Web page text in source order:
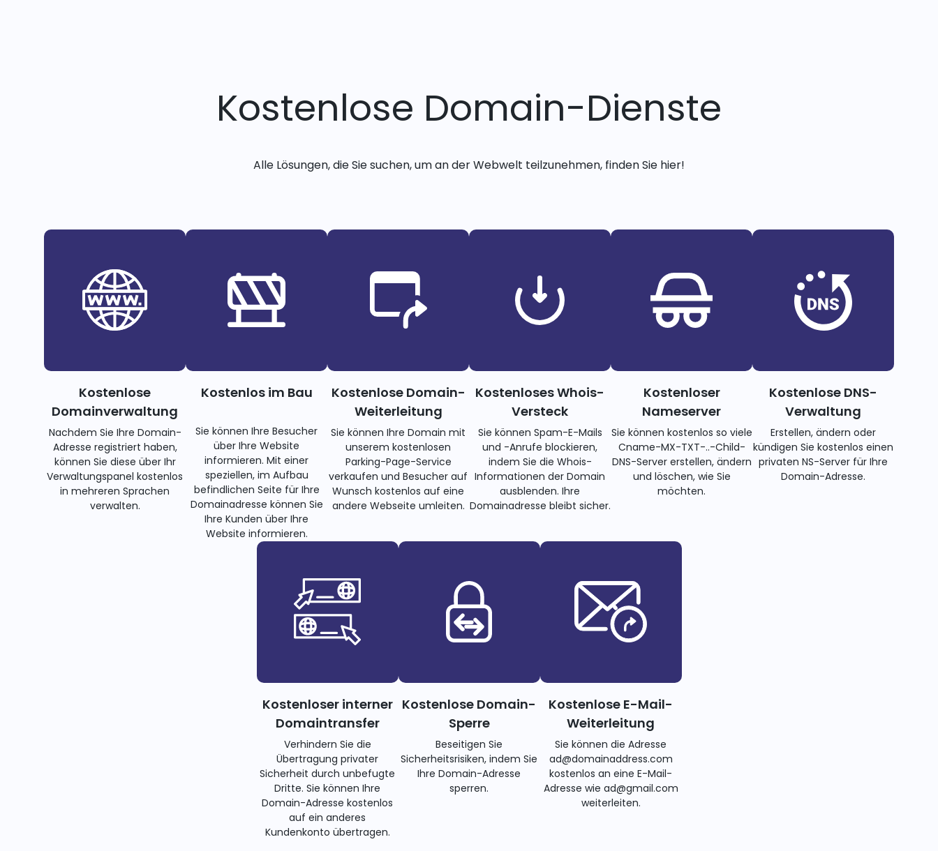
Kostenlose Domain-Dienste
Alle Lösungen, die Sie suchen, um an der Webwelt teilzunehmen, finden Sie hier!
Kostenlose
Domainverwaltung
Nachdem Sie Ihre Domain-
Adresse registriert haben,
können Sie diese über Ihr
Verwaltungspanel kostenlos
in mehreren Sprachen
verwalten.
Kostenlos im Bau
Sie können Ihre Besucher
über Ihre Website
informieren. Mit einer
speziellen, im Aufbau
befindlichen Seite für Ihre
Domainadresse können Sie
Ihre Kunden über Ihre
Website informieren.
Kostenlose Domain-
Weiterleitung
Sie können Ihre Domain mit
unserem kostenlosen
Parking-Page-Service
verkaufen und Besucher auf
Wunsch kostenlos auf eine
andere Webseite umleiten.
Kostenloses Whois-
Versteck
Sie können Spam-E-Mails
und -Anrufe blockieren,
indem Sie die Whois-
Informationen der Domain
ausblenden. Ihre
Domainadresse bleibt sicher.
Kostenloser
Nameserver
Sie können kostenlos so viele
Cname-MX-TXT-..-Child-
DNS-Server erstellen, ändern
und löschen, wie Sie
möchten.
Kostenlose DNS-
Verwaltung
Erstellen, ändern oder
kündigen Sie kostenlos einen
privaten NS-Server für Ihre
Domain-Adresse.
Kostenloser interner
Domaintransfer
Verhindern Sie die
Übertragung privater
Sicherheit durch unbefugte
Dritte. Sie können Ihre
Domain-Adresse kostenlos
auf ein anderes
Kundenkonto übertragen.
Kostenlose Domain-
Sperre
Beseitigen Sie
Sicherheitsrisiken, indem Sie
Ihre Domain-Adresse
sperren.
Kostenlose E-Mail-
Weiterleitung
Sie können die Adresse
ad@domainaddress.com
kostenlos an eine E-Mail-
Adresse wie ad@gmail.com
weiterleiten.